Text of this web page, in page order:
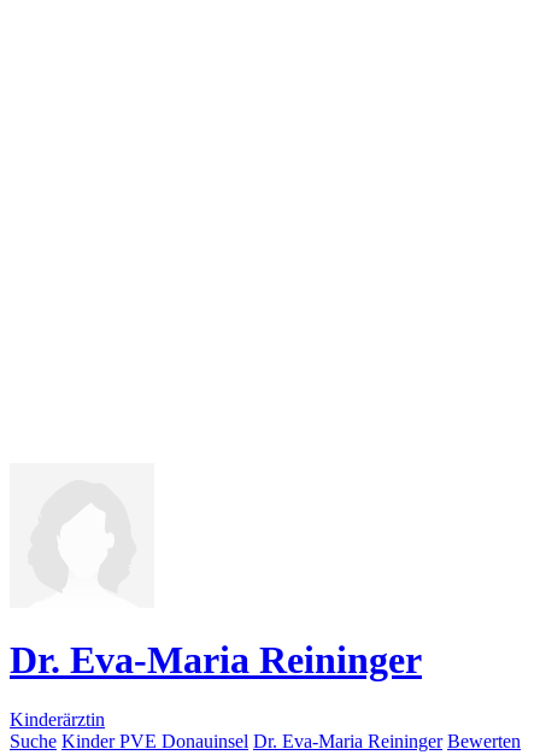
Dr. Eva-Maria Reininger
Kinderärztin
Suche Kinder PVE Donauinsel Dr. Eva-Maria Reininger Bewerten